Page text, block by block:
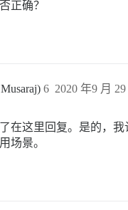
正确？
2020 年9 月 29
6
在这里回复。是的，我
场景。